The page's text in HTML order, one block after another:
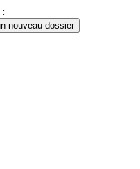
nouveau dossier